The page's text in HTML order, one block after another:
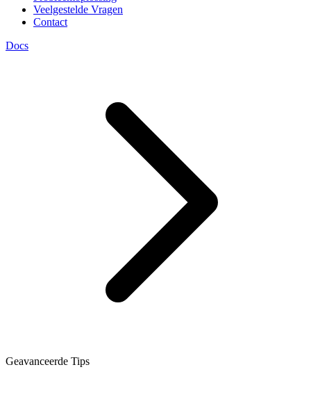
Veelgestelde Vragen
Contact
Docs
Geavanceerde Tips